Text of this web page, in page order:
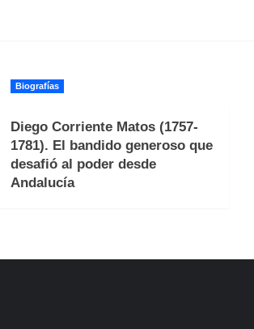
Biografías
Diego Corriente Matos (1757-
1781). El bandido generoso que
desafió al poder desde
Andalucía